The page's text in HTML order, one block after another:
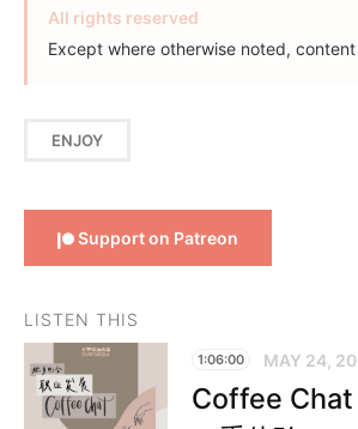
All rights reserved
Except where otherwise noted,
ENJOY
Support on Patreon
LISTEN THIS
1:06:00 MAY 24,
Coffee Chat